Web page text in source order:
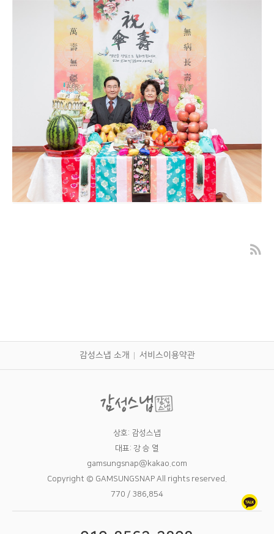
대구 칠순잔치 고희연 촬영 - MH컨벤션웨딩
칠순잔치 사진
감성스냅 소개 서비스이용약관
상호: 감성스냅
대표: 강 승 열
gamsungsnap@kakao.com
Copyright © GAMSUNGSNAP All rights reserved.
770 / 386,854